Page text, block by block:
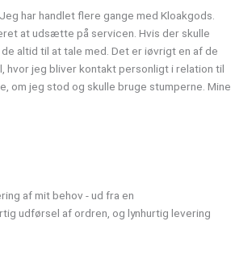
har handlet flere gange med Kloakgods.
at udsætte på servicen. Hvis der skulle
altid til at tale med. Det er iøvrigt en af de
hvor jeg bliver kontakt personligt i relation til
om jeg stod og skulle bruge stumperne. Mine
af mit behov - ud fra en
udførsel af ordren, og lynhurtig levering